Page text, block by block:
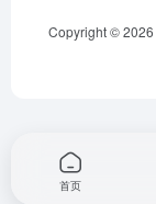
Copyright © 2026
首页